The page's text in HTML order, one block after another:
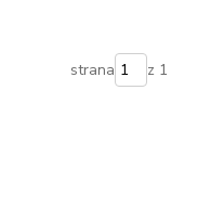
strana z 1